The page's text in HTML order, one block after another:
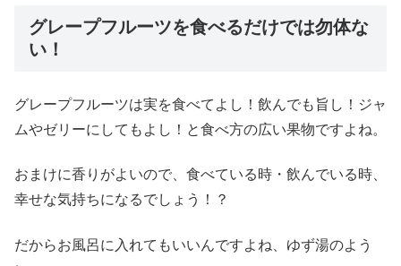
グレープフルーツを食べるだけでは勿体な
い！
グレープフルーツは実を食べてよし！飲んでも旨し！ジャ
ムやゼリーにしてもよし！と食べ方の広い果物ですよね。
おまけに香りがよいので、食べている時・飲んでいる時、
幸せな気持ちになるでしょう！？
だからお風呂に入れてもいいんですよね、ゆず湯のよう